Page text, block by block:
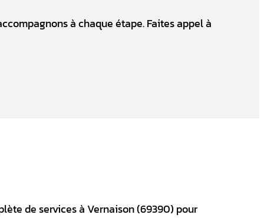
à chaque étape. Faites appel à
de services à Vernaison (69390) pour